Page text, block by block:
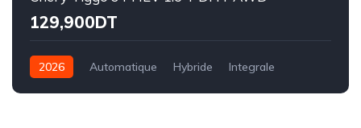
129,900DT
2026 Automatique Hybride Integrale